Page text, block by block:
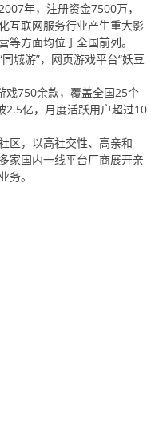
年，注册资金7500万，
互联网服务行业产生重大影
等方面均位于全国前列。
城游”，网页游戏平台“妖豆
戏750余款，覆盖全国25个
2.5亿，月度活跃用户超过10
区，以高社交性、高亲和
家国内一线平台厂商展开亲
务。